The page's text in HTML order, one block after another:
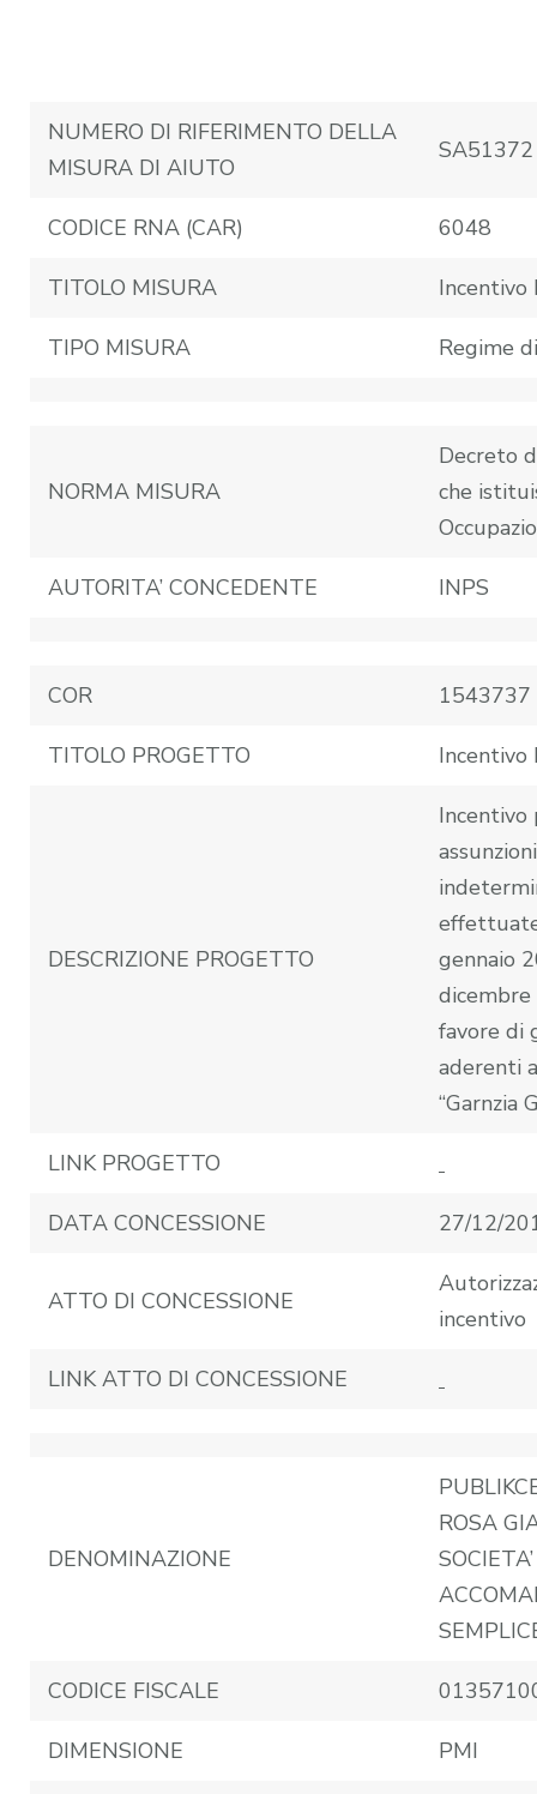
NUMERO DI RIFERIMENTO DELLA
MISURA DI AIUTO
SA51372
CODICE RNA (CAR) 6048
TITOLO MISURA Incentivo
TIPO MISURA Regime
NORMA MISURA
Decreto
che
AUTORITA’ CONCEDENTE INPS
COR 1543737
TITOLO PROGETTO Incentivo
DESCRIZIONE PROGETTO
Incentivo
gennaio
favore di
aderenti
“Garnzia
LINK PROGETTO
DATA CONCESSIONE 27/12/
ATTO DI CONCESSIONE
incentivo
LINK ATTO DI CONCESSIONE
DENOMINAZIONE
ROSA
CODICE FISCALE
DIMENSIONE PMI